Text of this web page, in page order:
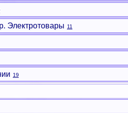
Электротовары 11
19